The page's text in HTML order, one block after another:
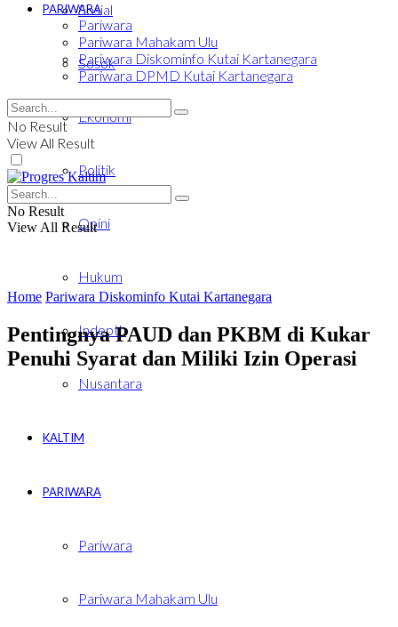
Sosial
Sosok
Ekonomi
Politik
Opini
Hukum
Indepth
Nusantara
KALTIM
PARIWARA
Pariwara
Pariwara Mahakam Ulu
PARIWARA
Pariwara
Pariwara Mahakam Ulu
Pariwara Diskominfo Kutai Kartanegara
Pariwara DPMD Kutai Kartanegara
No Result
View All Result
No Result
View All Result
Home Pariwara Diskominfo Kutai Kartanegara
Pentingnya PAUD dan PKBM di Kukar
Penuhi Syarat dan Miliki Izin Operasi